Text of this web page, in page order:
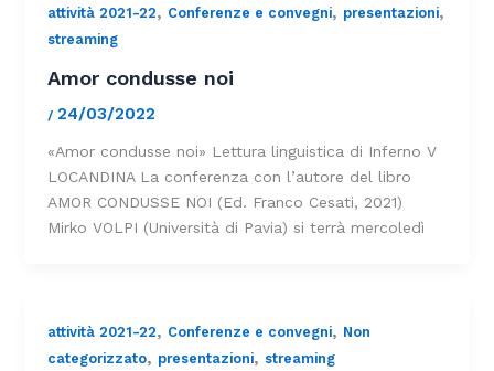
attività 2021-22, Conferenze e convegni, presentazioni,
streaming
Amor condusse noi
/ 24/03/2022
«Amor condusse noi» Lettura linguistica di Inferno V
LOCANDINA La conferenza con l’autore del libro
AMOR CONDUSSE NOI (Ed. Franco Cesati, 2021)
Mirko VOLPI (Università di Pavia) si terrà mercoledì
attività 2021-22, Conferenze e convegni, Non
categorizzato, presentazioni, streaming